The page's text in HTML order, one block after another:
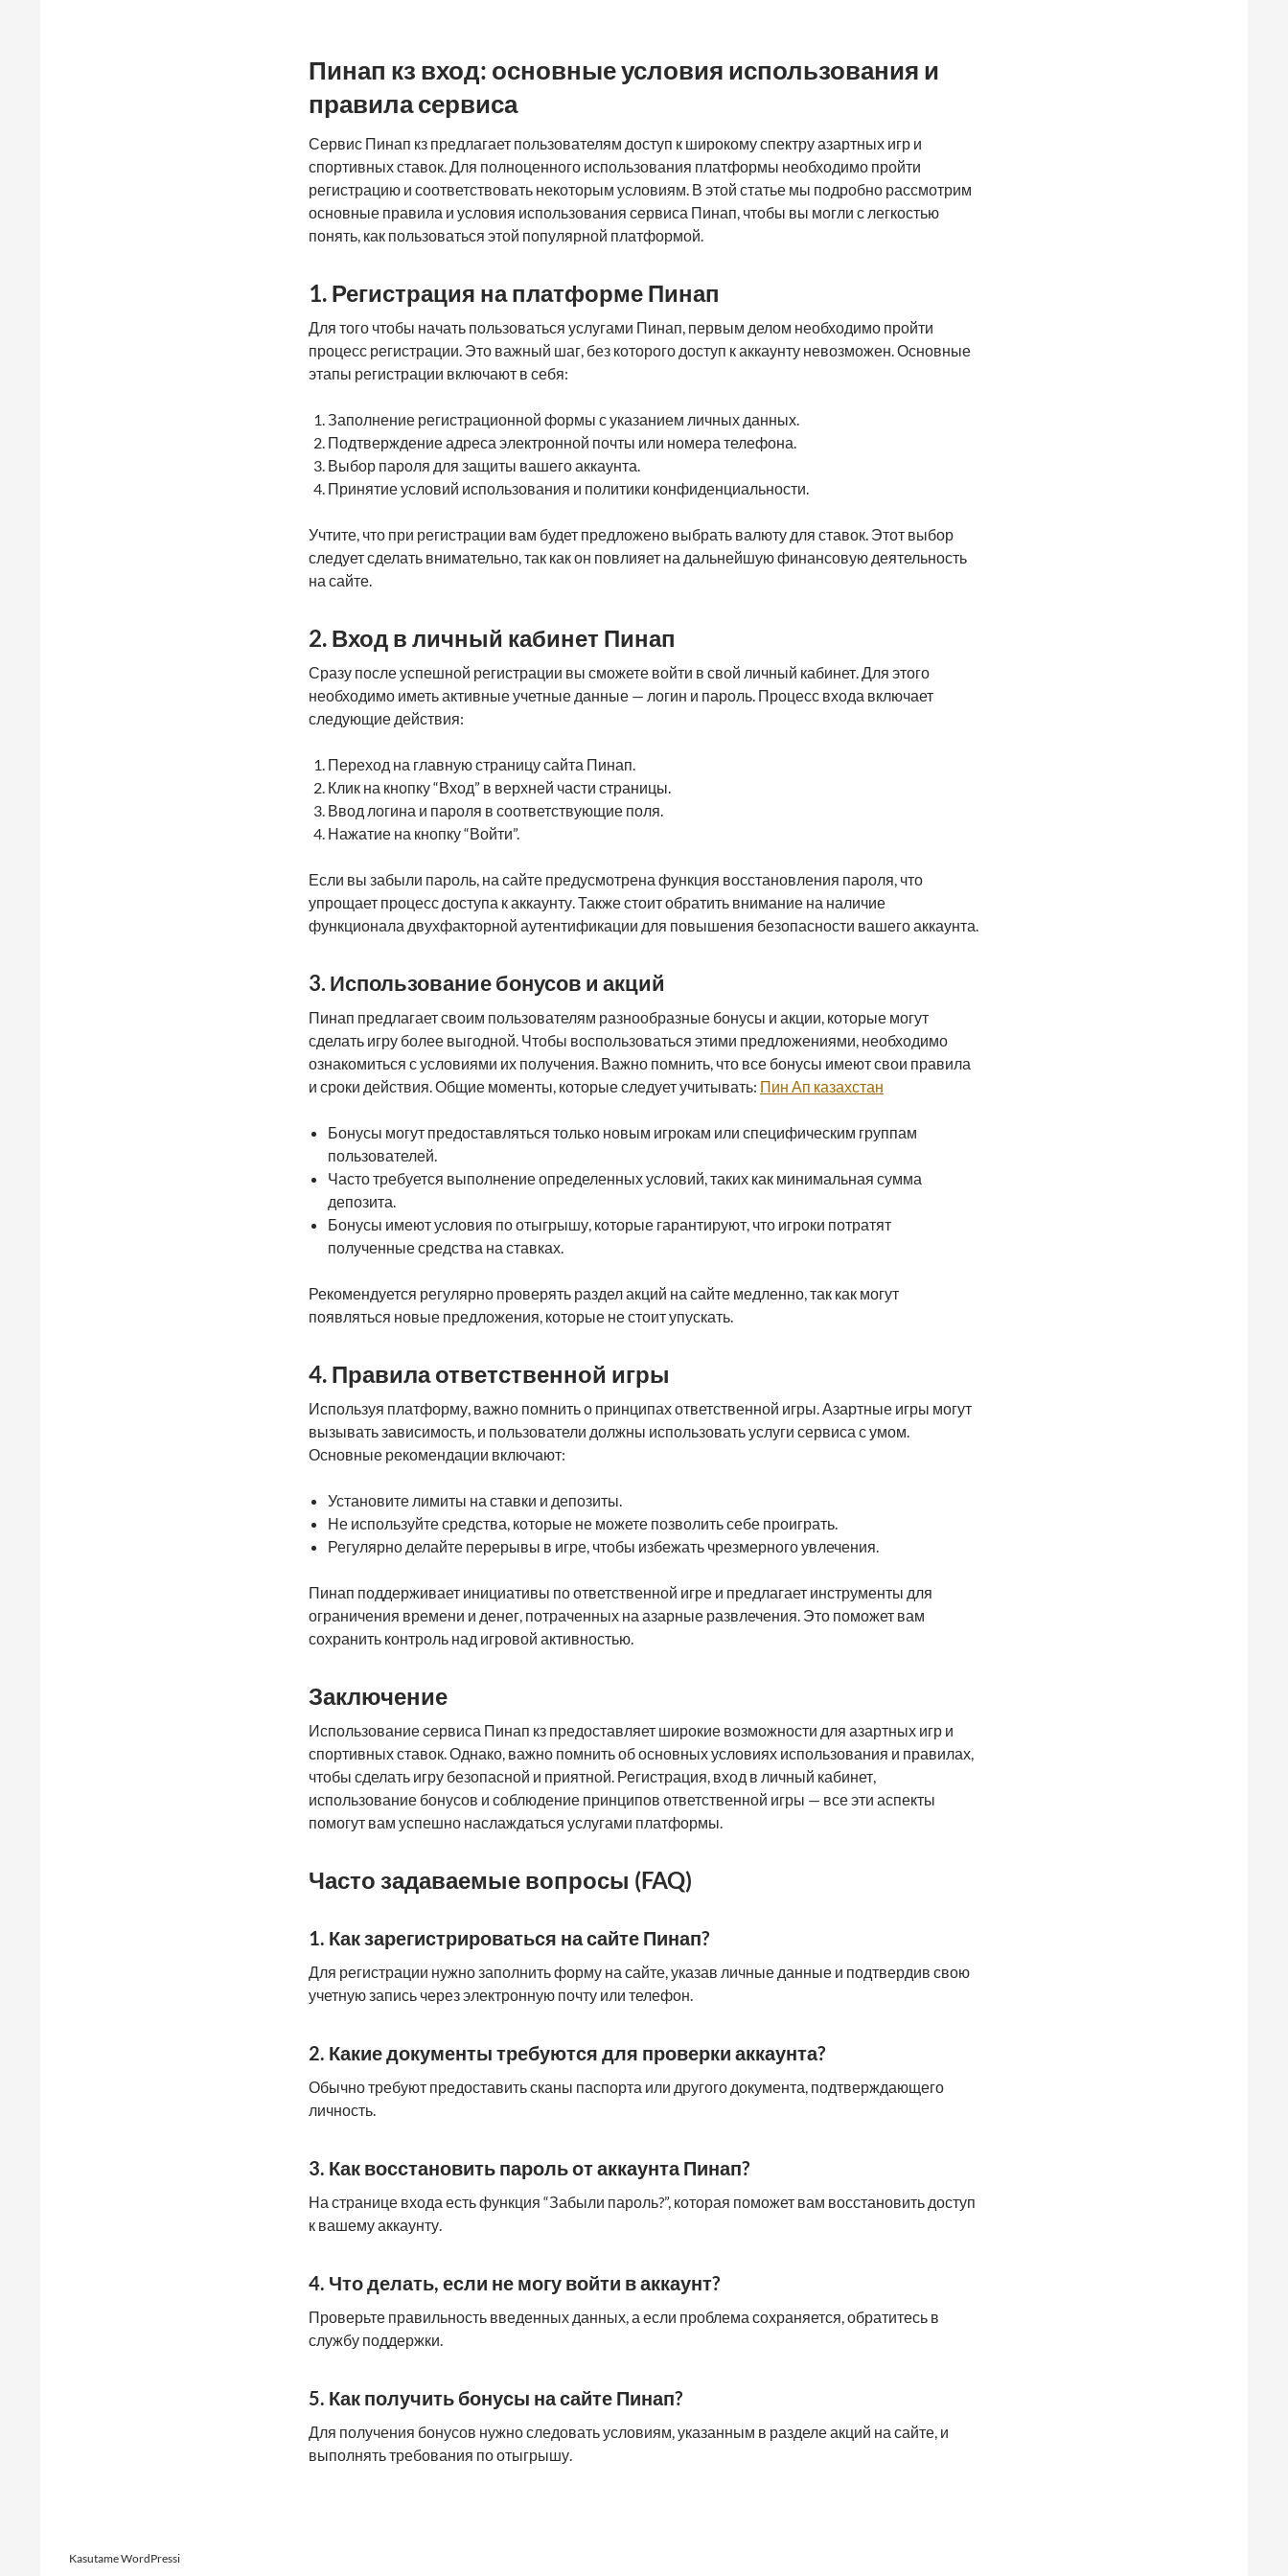
Пинап кз вход: основные условия использования и
правила сервиса
Сервис Пинап кз предлагает пользователям доступ к широкому спектру азартных игр и
спортивных ставок. Для полноценного использования платформы необходимо пройти
регистрацию и соответствовать некоторым условиям. В этой статье мы подробно рассмотрим
основные правила и условия использования сервиса Пинап, чтобы вы могли с легкостью
понять, как пользоваться этой популярной платформой.
1. Регистрация на платформе Пинап
Для того чтобы начать пользоваться услугами Пинап, первым делом необходимо пройти
процесс регистрации. Это важный шаг, без которого доступ к аккаунту невозможен. Основные
этапы регистрации включают в себя:
Заполнение регистрационной формы с указанием личных данных.
Подтверждение адреса электронной почты или номера телефона.
Выбор пароля для защиты вашего аккаунта.
Принятие условий использования и политики конфиденциальности.
Учтите, что при регистрации вам будет предложено выбрать валюту для ставок. Этот выбор
следует сделать внимательно, так как он повлияет на дальнейшую финансовую деятельность
на сайте.
2. Вход в личный кабинет Пинап
Сразу после успешной регистрации вы сможете войти в свой личный кабинет. Для этого
необходимо иметь активные учетные данные — логин и пароль. Процесс входа включает
следующие действия:
Переход на главную страницу сайта Пинап.
Клик на кнопку “Вход” в верхней части страницы.
Ввод логина и пароля в соответствующие поля.
Нажатие на кнопку “Войти”.
Если вы забыли пароль, на сайте предусмотрена функция восстановления пароля, что
упрощает процесс доступа к аккаунту. Также стоит обратить внимание на наличие
функционала двухфакторной аутентификации для повышения безопасности вашего аккаунта.
3. Использование бонусов и акций
Пинап предлагает своим пользователям разнообразные бонусы и акции, которые могут
сделать игру более выгодной. Чтобы воспользоваться этими предложениями, необходимо
ознакомиться с условиями их получения. Важно помнить, что все бонусы имеют свои правила
и сроки действия. Общие моменты, которые следует учитывать: Пин Ап казахстан
Бонусы могут предоставляться только новым игрокам или специфическим группам
пользователей.
Часто требуется выполнение определенных условий, таких как минимальная сумма
депозита.
Бонусы имеют условия по отыгрышу, которые гарантируют, что игроки потратят
полученные средства на ставках.
Рекомендуется регулярно проверять раздел акций на сайте медленно, так как могут
появляться новые предложения, которые не стоит упускать.
4. Правила ответственной игры
Используя платформу, важно помнить о принципах ответственной игры. Азартные игры могут
вызывать зависимость, и пользователи должны использовать услуги сервиса с умом.
Основные рекомендации включают:
Установите лимиты на ставки и депозиты.
Не используйте средства, которые не можете позволить себе проиграть.
Регулярно делайте перерывы в игре, чтобы избежать чрезмерного увлечения.
Пинап поддерживает инициативы по ответственной игре и предлагает инструменты для
ограничения времени и денег, потраченных на азарные развлечения. Это поможет вам
сохранить контроль над игровой активностью.
Заключение
Использование сервиса Пинап кз предоставляет широкие возможности для азартных игр и
спортивных ставок. Однако, важно помнить об основных условиях использования и правилах,
чтобы сделать игру безопасной и приятной. Регистрация, вход в личный кабинет,
использование бонусов и соблюдение принципов ответственной игры — все эти аспекты
помогут вам успешно наслаждаться услугами платформы.
Часто задаваемые вопросы (FAQ)
1. Как зарегистрироваться на сайте Пинап?
Для регистрации нужно заполнить форму на сайте, указав личные данные и подтвердив свою
учетную запись через электронную почту или телефон.
2. Какие документы требуются для проверки аккаунта?
Обычно требуют предоставить сканы паспорта или другого документа, подтверждающего
личность.
3. Как восстановить пароль от аккаунта Пинап?
На странице входа есть функция “Забыли пароль?”, которая поможет вам восстановить доступ
к вашему аккаунту.
4. Что делать, если не могу войти в аккаунт?
Проверьте правильность введенных данных, а если проблема сохраняется, обратитесь в
службу поддержки.
5. Как получить бонусы на сайте Пинап?
Для получения бонусов нужно следовать условиям, указанным в разделе акций на сайте, и
выполнять требования по отыгрышу.
Kasutame WordPressi